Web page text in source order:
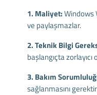
1. Maliyet:Windows
ve paylaşmazlar.
2. Teknik Bilgi
başlangıçta zorlayıcı
3. Bakım
sağlanmasını